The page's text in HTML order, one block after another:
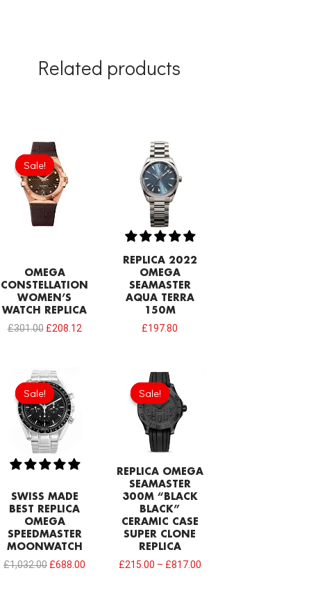
Related products
Sale!
Sale!
OMEGA
CONSTELLATION
WOMEN’S
WATCH REPLICA
£301.00
Original
price
was:
£301.00.
£208.12
REPLICA 2022
OMEGA
SEAMASTER
AQUA TERRA
150M
£197.80
Sale!
Sale!
SWISS MADE
BEST REPLICA
OMEGA
SPEEDMASTER
MOONWATCH
£1,032.00
Original
price
was:
£1,032.00.
£688.00
Sale!
Sale!
REPLICA OMEGA
SEAMASTER
300M “BLACK
BLACK”
CERAMIC CASE
SUPER CLONE
REPLICA
£215.00 – £817.00